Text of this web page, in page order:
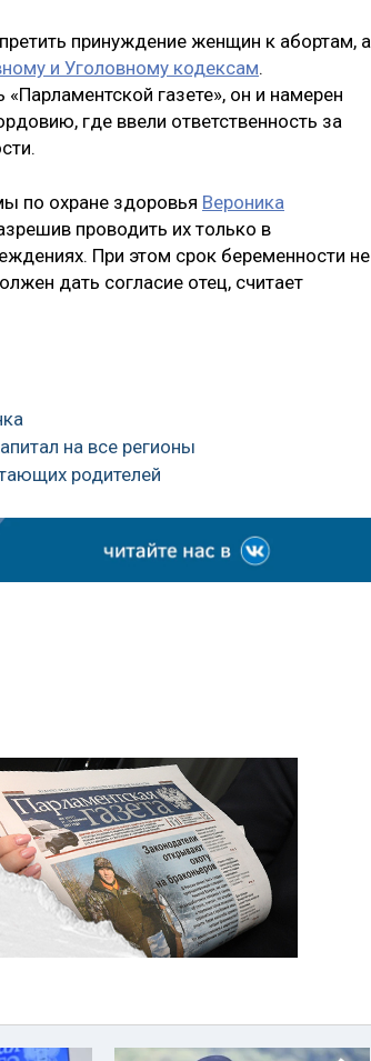
принуждение женщин к абортам, а
и Уголовному кодексам.
газете», он и намерен
где ввели ответственность за
по охране здоровья Вероника
проводить их только в
При этом срок беременности не
дать согласие отец, считает
на все регионы
родителей